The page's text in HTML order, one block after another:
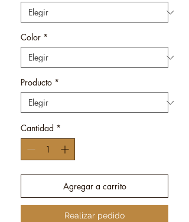
Color *
Producto *
Cantidad *
Agregar a carrito
Realizar pedido